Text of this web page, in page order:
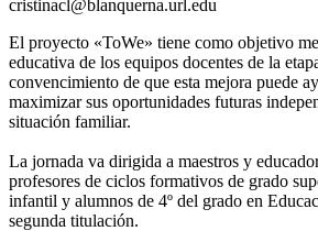
cristinacl@blanquerna.url.edu
El proyecto «ToWe» tiene como objetivo
educativa de los equipos docentes de la
convencimiento de que esta mejora puede
maximizar sus oportunidades futuras
situación familiar.
La jornada va dirigida a maestros y
profesores de ciclos formativos de grado
infantil y alumnos de 4º del grado en
segunda titulación.